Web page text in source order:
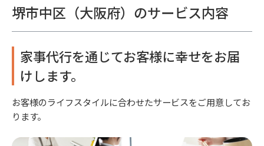
堺市中区（大阪府）のサービス内容
家事代行を通じてお客様に幸せをお届
けします。
お客様のライフスタイルに合わせたサービスをご用意してお
ります。